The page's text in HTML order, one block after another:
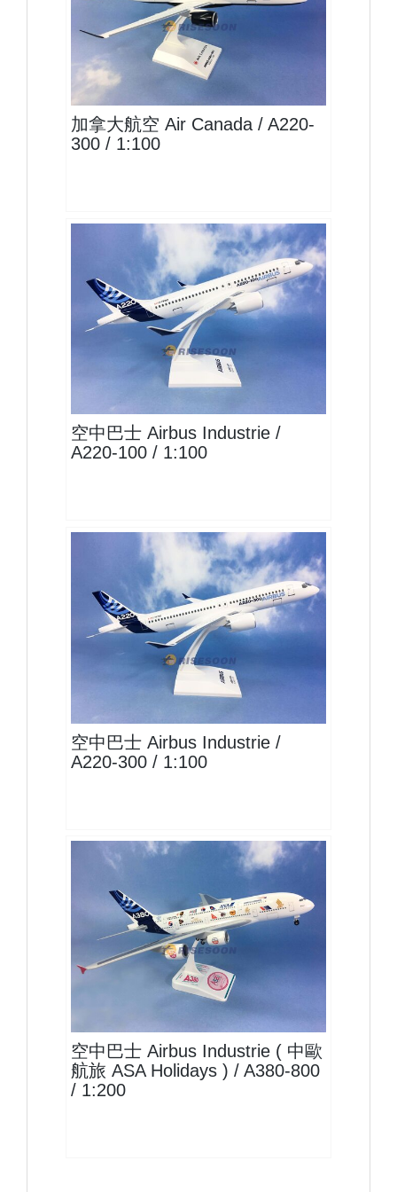
ACA10A223P01 $2300
加拿大航空 Air Canada / A220-
300 / 1:100
AIB10A221P01 $2500
空中巴士 Airbus Industrie /
A220-100 / 1:100
AIB10A223P01 $2400
空中巴士 Airbus Industrie /
A220-300 / 1:100
AIB20A388A05
空中巴士 Airbus Industrie ( 中歐
航旅 ASA Holidays ) / A380-800
/ 1:200